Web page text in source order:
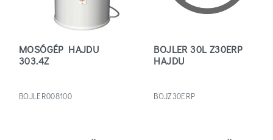
Több
MOSÓGÉP HAJDU
303.4Z
BOJLER008100
BOJLER 30L Z30ERP
HAJDU
BOJZ30ERP